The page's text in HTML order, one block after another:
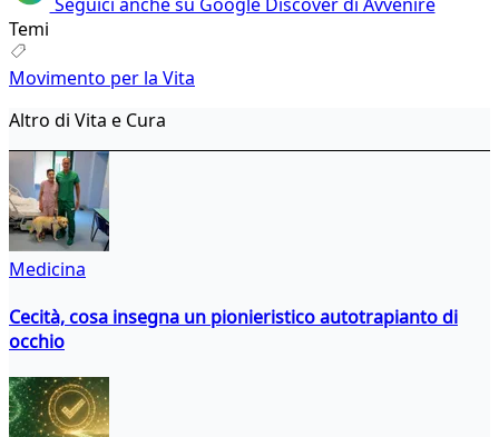
Temi
Movimento per la Vita
Altro di Vita e Cura
Medicina
Cecità, cosa insegna un pionieristico autotrapianto di
occhio